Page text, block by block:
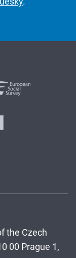
the Czech
00 Prague 1,